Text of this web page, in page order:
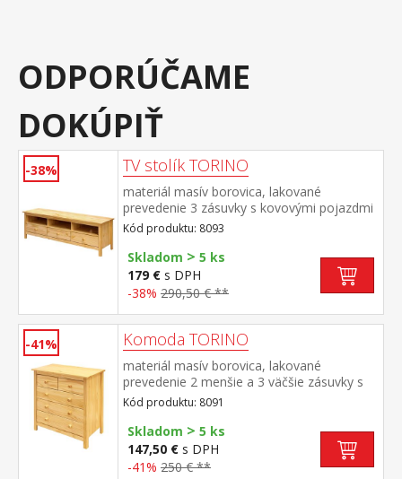
ODPORÚČAME
DOKÚPIŤ
-38% TV stolík TORINO
materiál masív borovica, lakované
prevedenie 3 zásuvky s kovovými pojazdmi
Kód produktu: 8093
Skladom > 5 ks
179 € s DPH
-38% 290,50 € **
-41% Komoda TORINO
materiál masív borovica, lakované
prevedenie 2 menšie a 3 väčšie zásuvky s
kovovými pojazdmi
Kód produktu: 8091
Skladom > 5 ks
147,50 € s DPH
-41% 250 € **